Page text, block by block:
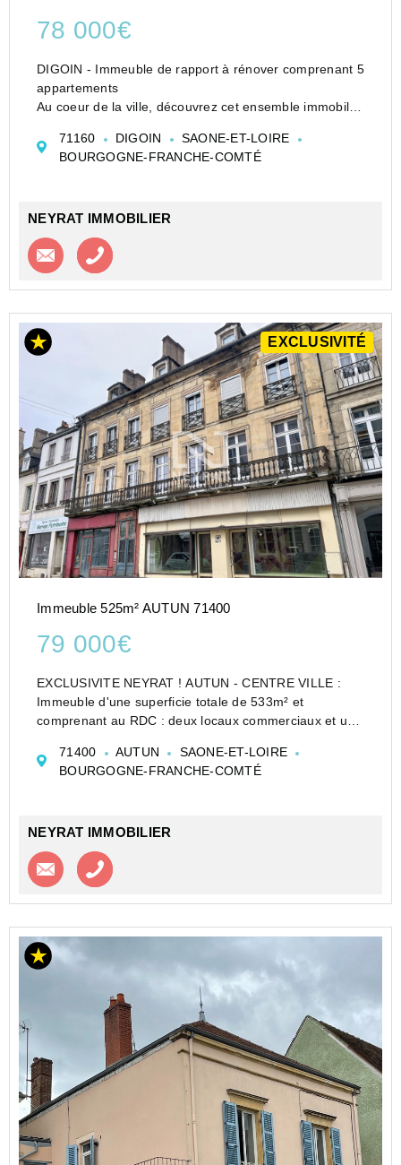
78 000€
DIGOIN - Immeuble de rapport à rénover comprenant 5
appartements
Au coeur de la ville, découvrez cet ensemble immobilier
investisseur souhaitant constituer ou développer un
parc locatif, ce bien propose des s...
71160 DIGOIN
SAONE-ET-LOIRE
BOURGOGNE-FRANCHE-COMTÉ
NEYRAT IMMOBILIER
Contacter l'agence
EXCLUSIVITÉ
Immeuble 525m² AUTUN 71400
79 000€
EXCLUSIVITE NEYRAT ! AUTUN - CENTRE VILLE :
Immeuble d'une superficie totale de 533m² et
comprenant au RDC : deux locaux commerciaux et un
second étage, un appartement. Au troisième étage,
deux ap...
71400 AUTUN
SAONE-ET-LOIRE
BOURGOGNE-FRANCHE-COMTÉ
NEYRAT IMMOBILIER
Contacter l'agence